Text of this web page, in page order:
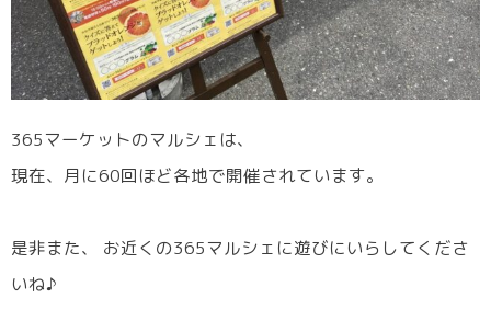
365マーケットのマルシェは、
現在、月に60回ほど各地で開催されています。
是非また、 お近くの365マルシェに遊びにいらしてくださ
いね♪